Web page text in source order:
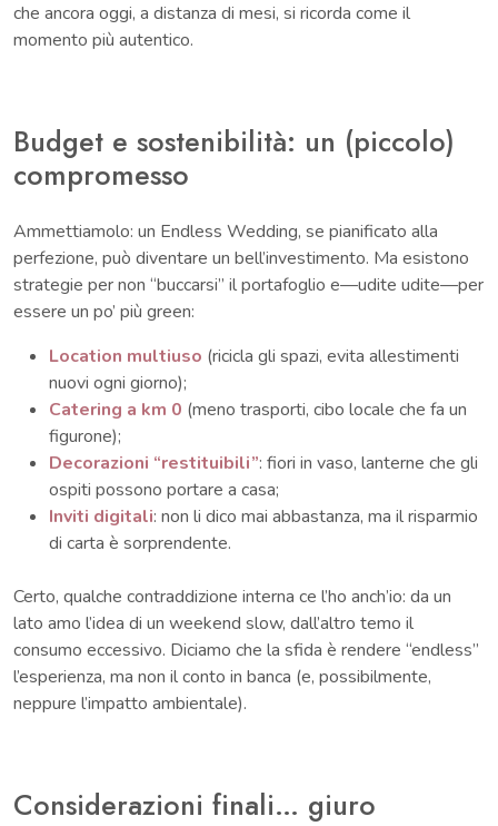
che ancora oggi, a distanza di mesi, si ricorda come il
momento più autentico.
Budget e sostenibilità: un (piccolo)
compromesso
Ammettiamolo: un Endless Wedding, se pianificato alla
perfezione, può diventare un bell’investimento. Ma esistono
strategie per non “buccarsi” il portafoglio e—udite udite—per
essere un po’ più green:
Location multiuso (ricicla gli spazi, evita allestimenti
nuovi ogni giorno);
Catering a km 0 (meno trasporti, cibo locale che fa un
figurone);
Decorazioni “restituibili”: fiori in vaso, lanterne che gli
ospiti possono portare a casa;
Inviti digitali: non li dico mai abbastanza, ma il risparmio
di carta è sorprendente.
Certo, qualche contraddizione interna ce l’ho anch’io: da un
lato amo l’idea di un weekend slow, dall’altro temo il
consumo eccessivo. Diciamo che la sfida è rendere “endless”
l’esperienza, ma non il conto in banca (e, possibilmente,
neppure l’impatto ambientale).
Considerazioni finali… giuro